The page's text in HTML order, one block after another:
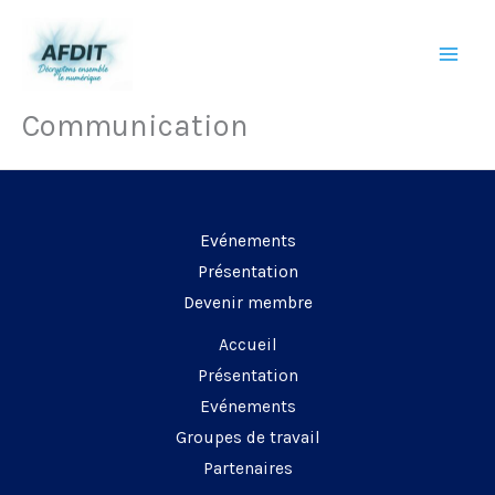
contenu
Communication
Evénements
Présentation
Devenir membre
Accueil
Présentation
Evénements
Groupes de travail
Partenaires